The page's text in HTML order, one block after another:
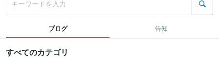
ブログ 告知
すべてのカテゴリ